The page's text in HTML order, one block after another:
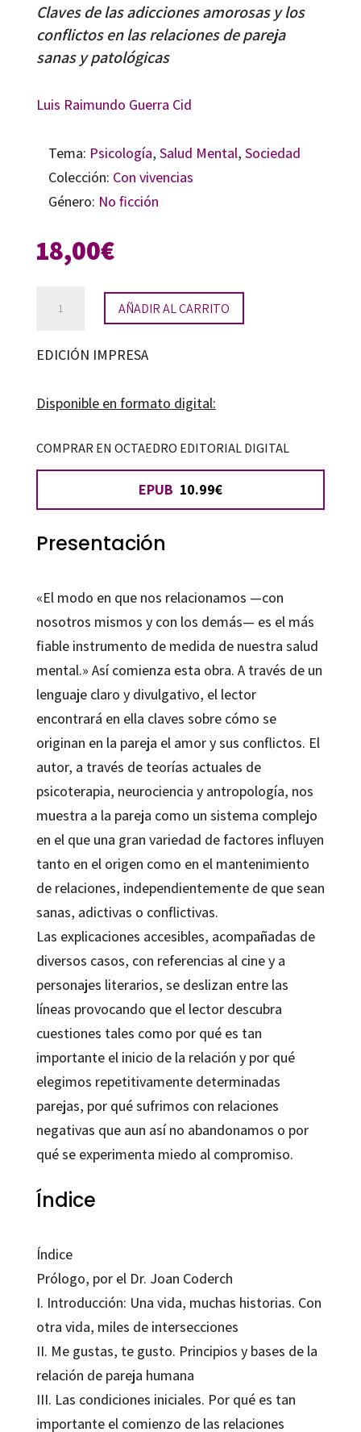
Claves de las adicciones amorosas y los
conflictos en las relaciones de pareja
sanas y patológicas
Luis Raimundo Guerra Cid
Tema: Psicología, Salud Mental, Sociedad
Colección: Con vivencias
Género: No ficción
18,00€
ardiendo
AÑADIR AL CARRITO
EDICIÓN IMPRESA
Disponible en formato digital:
COMPRAR EN OCTAEDRO EDITORIAL DIGITAL
EPUB 10.99€
Presentación
«El modo en que nos relacionamos —con
nosotros mismos y con los demás— es el más
fiable instrumento de medida de nuestra salud
mental.» Así comienza esta obra. A través de un
lenguaje claro y divulgativo, el lector
encontrará en ella claves sobre cómo se
originan en la pareja el amor y sus conflictos. El
autor, a través de teorías actuales de
psicoterapia, neurociencia y antropología, nos
muestra a la pareja como un sistema complejo
en el que una gran variedad de factores influyen
tanto en el origen como en el mantenimiento
de relaciones, independientemente de que sean
sanas, adictivas o conflictivas.
Las explicaciones accesibles, acompañadas de
diversos casos, con referencias al cine y a
personajes literarios, se deslizan entre las
líneas provocando que el lector descubra
cuestiones tales como por qué es tan
importante el inicio de la relación y por qué
elegimos repetitivamente determinadas
parejas, por qué sufrimos con relaciones
negativas que aun así no abandonamos o por
qué se experimenta miedo al compromiso.
Índice
Índice
Prólogo, por el Dr. Joan Coderch
I. Introducción: Una vida, muchas historias. Con
otra vida, miles de intersecciones
II. Me gustas, te gusto. Principios y bases de la
relación de pareja humana
III. Las condiciones iniciales. Por qué es tan
importante el comienzo de las relaciones